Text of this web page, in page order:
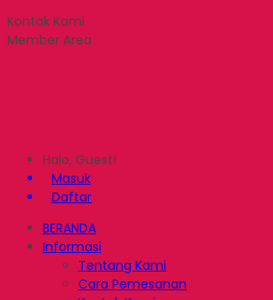
Kontak Kami
Member Area
Halo, Guest!
Masuk
Daftar
BERANDA
Informasi
Tentang Kami
Cara Pemesanan